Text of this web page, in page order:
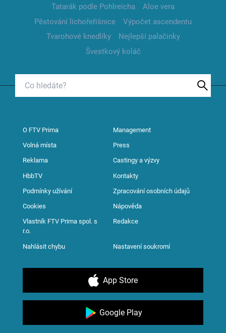
Tatarák podle Pohlreicha
Aloe vera
Pěstování lichořeřišnice
Výpočet ascendentu
Tvarohové knedlíky
Nejlepší palačinky
Švestkový koláč
O FTV Prima Management
Volná místa Press
Reklama Castingy a výzvy
HbbTV Kontakty
Podmínky užívání Zpracování osobních údajů
Cookies Nápověda
Vlastník FTV Prima spol. s
r.o.
Redakce
Nahlásit chybu Nastavení soukromí
App Store
Google Play